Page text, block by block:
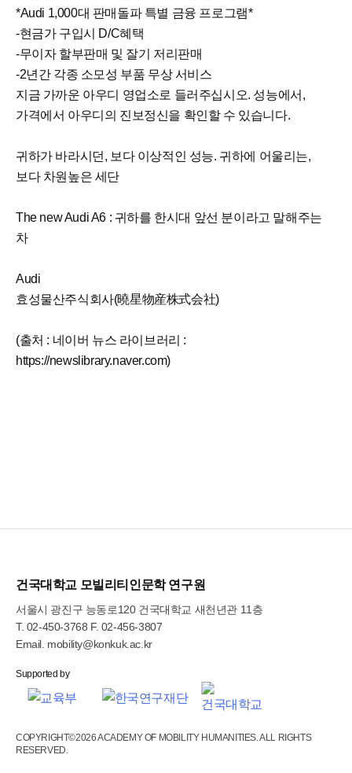
*Audi 1,000대 판매돌파 특별 금융 프로그램*
-현금가 구입시 D/C혜택
-무이자 할부판매 및 잘기 저리판매
-2년간 각종 소모성 부품 무상 서비스
지금 가까운 아우디 영업소로 들러주십시오. 성능에서,
가격에서 아우디의 진보정신을 확인할 수 있습니다.
귀하가 바라시던, 보다 이상적인 성능. 귀하에 어울리는,
보다 차원높은 세단
The new Audi A6 : 귀하를 한시대 앞선 분이라고 말해주는
차
Audi
효성물산주식회사(曉星物産株式会社)
(출처 : 네이버 뉴스 라이브러리 :
https://newslibrary.naver.com)
건국대학교 모빌리티인문학 연구원
서울시 광진구 능동로120 건국대학교 새천년관 11층
T. 02-450-3768 F. 02-456-3807
Email. mobility@konkuk.ac.kr
COPYRIGHT©2026 ACADEMY OF MOBILITY HUMANITIES. ALL RIGHTS
RESERVED.